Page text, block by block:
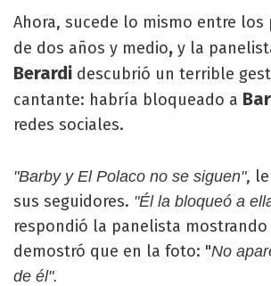
Ahora, sucede lo mismo entre
de dos años y medio, y la
Berardi descubrió un terrible
cantante: habría bloqueado a
redes sociales.
"Barby y El Polaco no se siguen",
sus seguidores. "Él la bloqueó a
respondió la panelista mostrando
demostró que en la foto: "No
de él".